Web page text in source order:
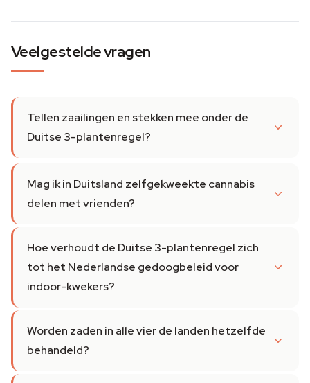
Veelgestelde vragen
Tellen zaailingen en stekken mee onder de
Duitse 3-plantenregel?
Mag ik in Duitsland zelfgekweekte cannabis
delen met vrienden?
Hoe verhoudt de Duitse 3-plantenregel zich
tot het Nederlandse gedoogbeleid voor
indoor-kwekers?
Worden zaden in alle vier de landen hetzelfde
behandeld?